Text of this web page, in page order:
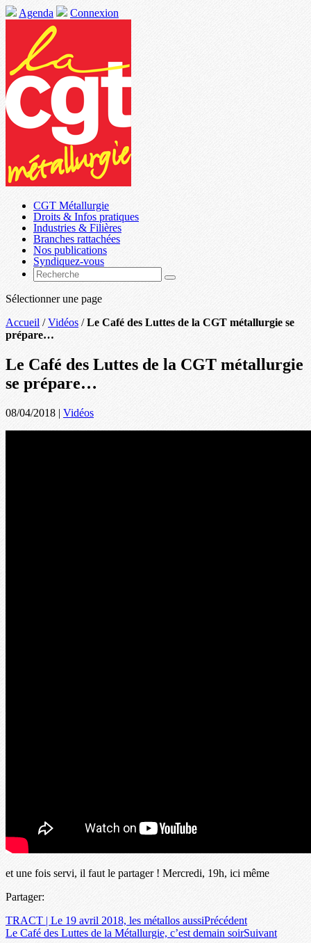
Agenda Connexion
CGT Métallurgie
Droits & Infos pratiques
Industries & Filières
Branches rattachées
Nos publications
Syndiquez-vous
Sélectionner une page
Accueil /Vidéos /Le Café des Luttes de la CGT métallurgie se
prépare…
Le Café des Luttes de la CGT métallurgie
se prépare…
08/04/2018 | Vidéos
et une fois servi, il faut le partager ! Mercredi, 19h, ici même
Partager:
TRACT | Le 19 avril 2018, les métallos aussiPrécédent
Le Café des Luttes de la Métallurgie, c’est demain soirSuivant